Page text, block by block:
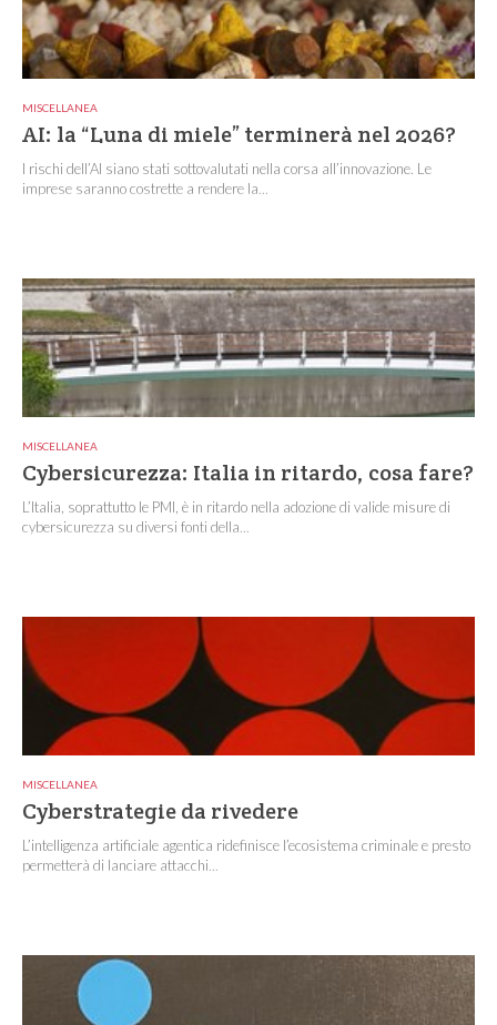
MISCELLANEA
AI: la “Luna di miele” terminerà nel 2026?
I rischi dell’AI siano stati sottovalutati nella corsa all’innovazione. Le
imprese saranno costrette a rendere la...
MISCELLANEA
Cybersicurezza: Italia in ritardo, cosa fare?
L’Italia, soprattutto le PMI, è in ritardo nella adozione di valide misure di
cybersicurezza su diversi fonti della...
MISCELLANEA
Cyberstrategie da rivedere
L’intelligenza artificiale agentica ridefinisce l’ecosistema criminale e presto
permetterà di lanciare attacchi...